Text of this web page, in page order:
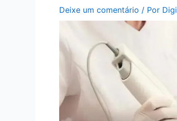
Deixe um comentário / Por